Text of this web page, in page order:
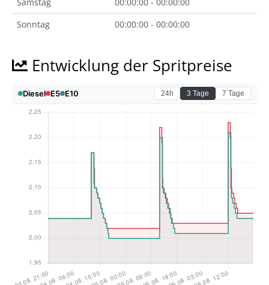
Sonntag
00:00:00 - 00:00:00
Entwicklung der Spritpreise